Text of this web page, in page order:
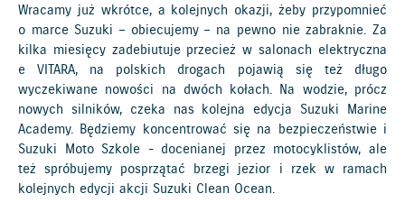
Wracamy już wkrótce, a kolejnych okazji, żeby przypomnieć
o marce Suzuki – obiecujemy – na pewno nie zabraknie. Za
kilka miesięcy zadebiutuje przecież w salonach elektryczna
e VITARA, na polskich drogach pojawią się też długo
wyczekiwane nowości na dwóch kołach. Na wodzie, prócz
nowych silników, czeka nas kolejna edycja Suzuki Marine
Academy. Będziemy koncentrować się na bezpieczeństwie i
Suzuki Moto Szkole - docenianej przez motocyklistów, ale
też spróbujemy posprzątać brzegi jezior i rzek w ramach
kolejnych edycji akcji Suzuki Clean Ocean.